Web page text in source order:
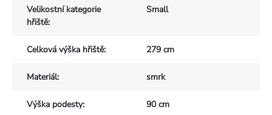
Velikostní kategorie
hřiště:
Small
Celková výška hřiště: 279 cm
Materiál: smrk
Výška podesty: 90 cm